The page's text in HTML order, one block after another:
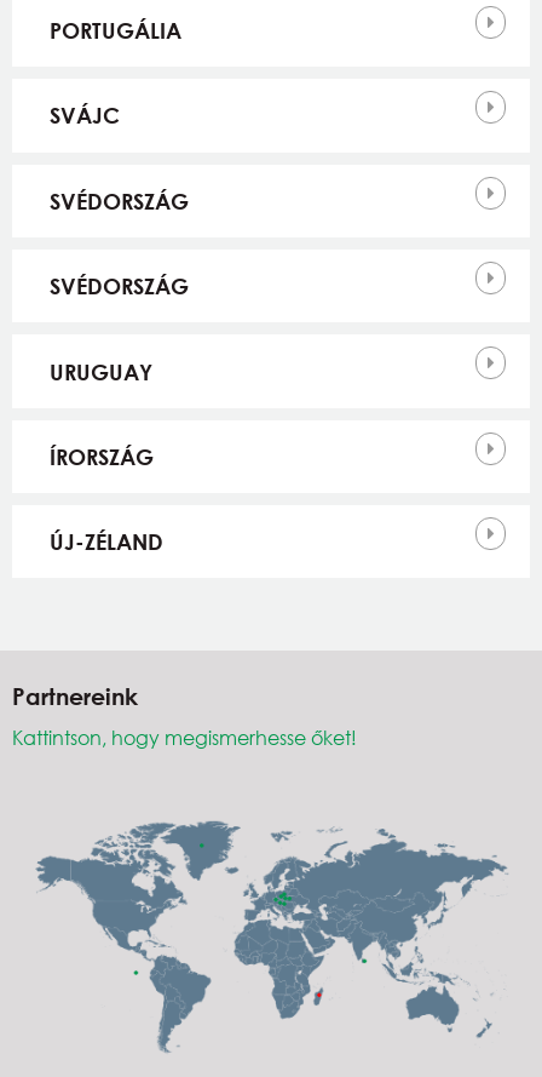
PORTUGÁLIA
SVÁJC
SVÉDORSZÁG
SVÉDORSZÁG
URUGUAY
ÍRORSZÁG
ÚJ-ZÉLAND
Partnereink
Kattintson, hogy megismerhesse őket!